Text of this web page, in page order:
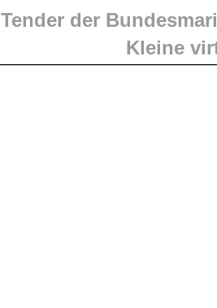
Tender der
Kleine